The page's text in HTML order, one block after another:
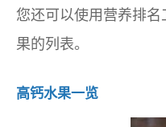
您还可以使用营养排
果的列表。
高钙水果一览